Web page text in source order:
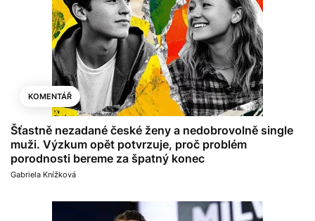
KOMENTÁŘ
Šťastně nezadané české ženy a nedobrovolně single
muži. Výzkum opět potvrzuje, proč problém
porodnosti bereme za špatný konec
Gabriela Knížková